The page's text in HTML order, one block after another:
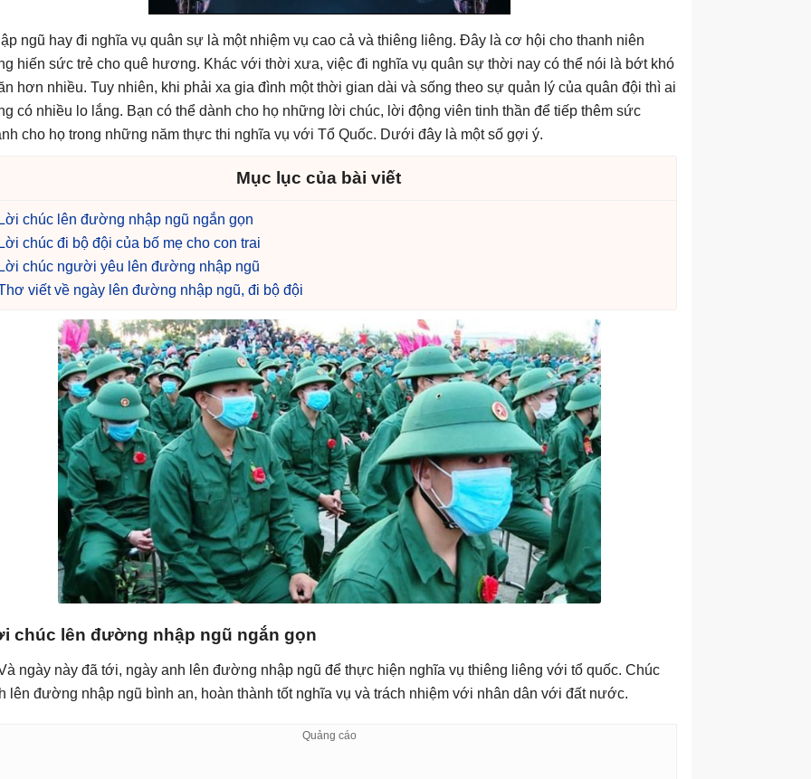
ngũ hay đi nghĩa vụ quân sự là một nhiệm vụ cao cả và thiêng liêng. Đây là cơ hội cho thanh niên
hiến sức trẻ cho quê hương. Khác với thời xưa, việc đi nghĩa vụ quân sự thời nay có thể nói là bớt khó
hơn nhiều. Tuy nhiên, khi phải xa gia đình một thời gian dài và sống theo sự quản lý của quân đội thì ai
có nhiều lo lắng. Bạn có thể dành cho họ những lời chúc, lời động viên tinh thần để tiếp thêm sức
cho họ trong những năm thực thi nghĩa vụ với Tổ Quốc. Dưới đây là một số gợi ý.
Mục lục của bài viết
chúc lên đường nhập ngũ ngắn gọn
chúc đi bộ đội của bố mẹ cho con trai
chúc người yêu lên đường nhập ngũ
viết về ngày lên đường nhập ngũ, đi bộ đội
chúc lên đường nhập ngũ ngắn gọn
ngày này đã tới, ngày anh lên đường nhập ngũ để thực hiện nghĩa vụ thiêng liêng với tổ quốc. Chúc
lên đường nhập ngũ bình an, hoàn thành tốt nghĩa vụ và trách nhiệm với nhân dân với đất nước.